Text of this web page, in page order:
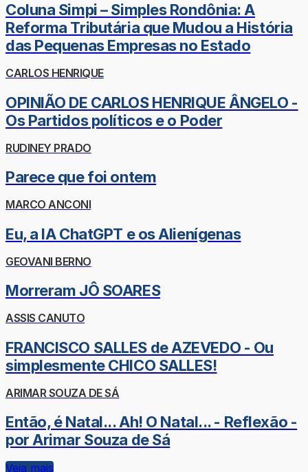
Coluna Simpi – Simples Rondônia: A
Reforma Tributária que Mudou a História
das Pequenas Empresas no Estado
CARLOS HENRIQUE
OPINIÃO DE CARLOS HENRIQUE ÂNGELO -
Os Partidos políticos e o Poder
RUDINEY PRADO
Parece que foi ontem
MARCO ANCONI
Eu, a IA ChatGPT e os Alienígenas
GEOVANI BERNO
Morreram JÔ SOARES
ASSIS CANUTO
FRANCISCO SALLES de AZEVEDO - Ou
simplesmente CHICO SALLES!
ARIMAR SOUZA DE SÁ
Então, é Natal... Ah! O Natal... - Reflexão -
por Arimar Souza de Sá
Veja mais